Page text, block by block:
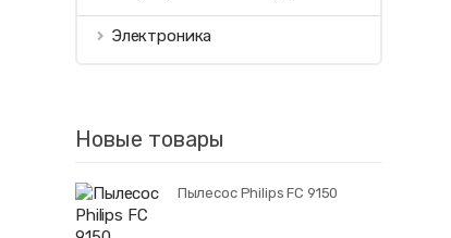
Электроника
Новые товары
Пылесос Philips FC 9150